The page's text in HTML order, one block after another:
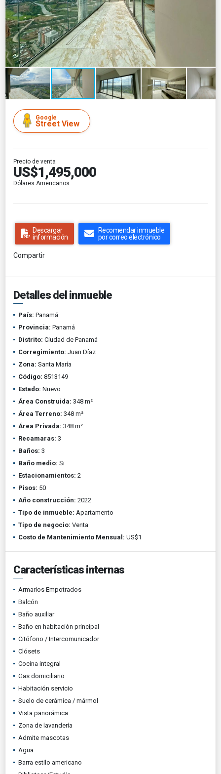
Google
Street View
Precio de venta
US$1,495,000
Dólares Americanos
Descargar
información
Recomendar inmueble
por correo electrónico
Compartir
Detalles del inmueble
País: Panamá
Provincia: Panamá
Distrito: Ciudad de Panamá
Corregimiento: Juan Díaz
Zona: Santa María
Código: 8513149
Estado: Nuevo
Área Construida: 348 m²
Área Terreno: 348 m²
Área Privada: 348 m²
Recamaras: 3
Baños: 3
Baño medio: Si
Estacionamientos: 2
Pisos: 50
Año construcción: 2022
Tipo de inmueble: Apartamento
Tipo de negocio: Venta
Costo de Mantenimiento Mensual: US$1
Características internas
Armarios Empotrados
Balcón
Baño auxiliar
Baño en habitación principal
Citófono / Intercomunicador
Clósets
Cocina integral
Gas domiciliario
Habitación servicio
Suelo de cerámica / mármol
Vista panorámica
Zona de lavandería
Admite mascotas
Agua
Barra estilo americano